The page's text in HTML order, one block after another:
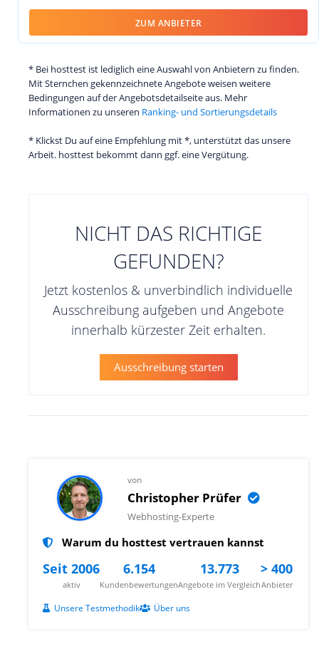
ZUM ANBIETER
* Bei hosttest ist lediglich eine Auswahl von Anbietern zu finden.
Mit Sternchen gekennzeichnete Angebote weisen weitere
Bedingungen auf der Angebotsdetailseite aus. Mehr
Informationen zu unseren Ranking- und Sortierungsdetails
* Klickst Du auf eine Empfehlung mit *, unterstützt das unsere
Arbeit. hosttest bekommt dann ggf. eine Vergütung.
NICHT DAS RICHTIGE
GEFUNDEN?
Jetzt kostenlos & unverbindlich individuelle
Ausschreibung aufgeben und Angebote
innerhalb kürzester Zeit erhalten.
Ausschreibung starten
von
Christopher Prüfer
Webhosting-Experte
Warum du hosttest vertrauen kannst
Seit 2006
aktiv
6.154
Kundenbewertungen
13.773
Angebote im Vergleich
> 400
Anbieter
Unsere Testmethodik Über uns